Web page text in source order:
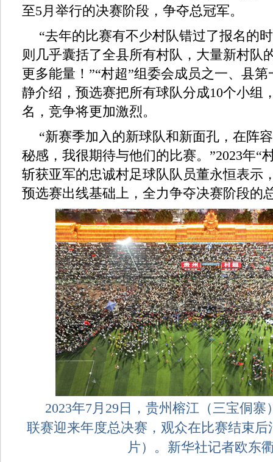
至5月举行的决赛阶段，争夺总冠军。
“去年的比赛有不少村队错过了报名的
则几乎囊括了全县所有村队，大量新村队
更多能量！”“村超”组委会成员之一、县
静介绍，预选赛把所有球队分成10个小组
名，竞争将更加激烈。
“新赛季加入的新球队和新面孔，在阵
秘感，我很期待与他们的比赛。”2023年“
斩获亚军的忠诚村足球队队员董永恒表示
预选赛出线基础上，全力争夺决赛阶段的
2023年7月29日，贵州榕江（三宝侗
联赛迎来年度总决赛，观众在比赛结束
片）。新华社记者欧东